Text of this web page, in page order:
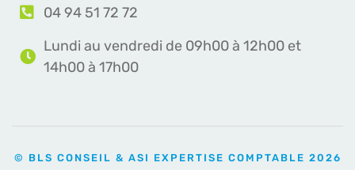
04 94 51 72 72
Lundi au vendredi de 09h00 à 12h00 et
14h00 à 17h00
© BLS CONSEIL & ASI EXPERTISE COMPTABLE 2026